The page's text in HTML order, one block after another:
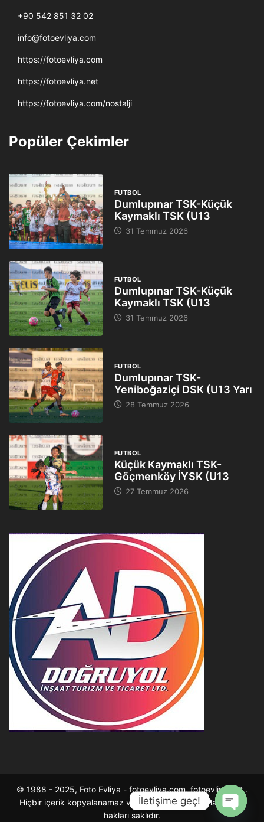
+90 542 851 32 02
info@fotoevliya.com
https://fotoevliya.com
https://fotoevliya.net
https://fotoevliya.com/nostalji
Popüler Çekimler
FUTBOL
Dumlupınar TSK-Küçük
Kaymaklı TSK (U13
31 Temmuz 2026
FUTBOL
Dumlupınar TSK-Küçük
Kaymaklı TSK (U13
31 Temmuz 2026
FUTBOL
Dumlupınar TSK-
Yeniboğaziçi DSK (U13 Yarı
28 Temmuz 2026
FUTBOL
Küçük Kaymaklı TSK-
Göçmenköy İYSK (U13
27 Temmuz 2026
© 1988 - 2025, Foto Evliya - fotoevliya.com, fotoevliya.net .
Hiçbir içerik kopyalanamaz ve çoğaltılarak satılamaz . Tüm
hakları saklıdır.
İletişime geç!